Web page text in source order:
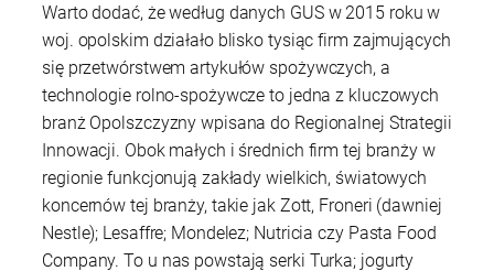
Warto dodać, że według danych GUS w 2015 roku w
woj. opolskim działało blisko tysiąc firm zajmujących
się przetwórstwem artykułów spożywczych, a
technologie rolno-spożywcze to jedna z kluczowych
branż Opolszczyzny wpisana do Regionalnej Strategii
Innowacji. Obok małych i średnich firm tej branży w
regionie funkcjonują zakłady wielkich, światowych
koncernów tej branży, takie jak Zott, Froneri (dawniej
Nestle); Lesaffre; Mondelez; Nutricia czy Pasta Food
Company. To u nas powstają serki Turka; jogurty